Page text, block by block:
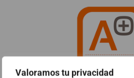
Valoramos tu privacidad